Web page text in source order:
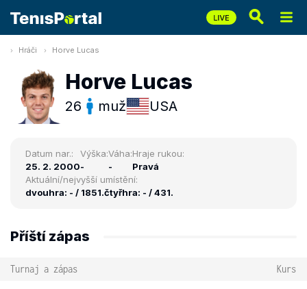
Hráči Horve Lucas
Horve Lucas
26 muž USA
Datum nar.:
25. 2. 2000
Výška:
-
Váha:
-
Hraje rukou:
Pravá
Aktuální/nejvyšší umístění:
dvouhra: - / 1851.čtyřhra: - / 431.
Příští zápas
Turnaj a zápas Kurs